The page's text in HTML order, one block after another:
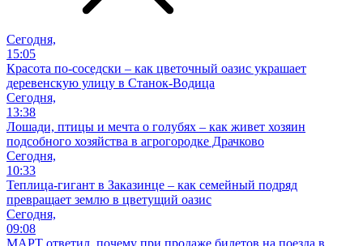
Сегодня,
15:05
Красота по-соседски – как цветочный оазис украшает
деревенскую улицу в Станок-Водица
Сегодня,
13:38
Лошади, птицы и мечта о голубях – как живет хозяин
подсобного хозяйства в агрогородке Драчково
Сегодня,
10:33
Теплица-гигант в Заказинце – как семейный подряд
превращает землю в цветущий оазис
Сегодня,
09:08
МАРТ ответил, почему при продаже билетов на поезда в